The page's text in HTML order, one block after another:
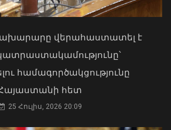
հետո
թունավորման
վերահաստատել է
համագործակցությունը
հետ
25 Հուլիս, 2026 20:09